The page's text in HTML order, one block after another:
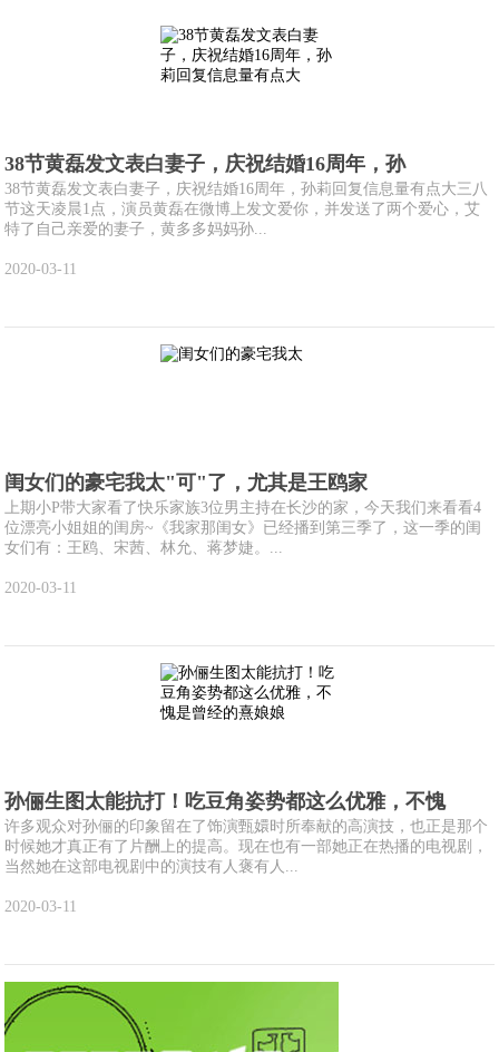
38节黄磊发文表白妻子，庆祝结婚16周年，孙
38节黄磊发文表白妻子，庆祝结婚16周年，孙莉回复信息量有点大三八
节这天凌晨1点，演员黄磊在微博上发文爱你，并发送了两个爱心，艾
特了自己亲爱的妻子，黄多多妈妈孙...
2020-03-11
闺女们的豪宅我太"可"了，尤其是王鸥家
上期小P带大家看了快乐家族3位男主持在长沙的家，今天我们来看看4
位漂亮小姐姐的闺房~《我家那闺女》已经播到第三季了，这一季的闺
女们有：王鸥、宋茜、林允、蒋梦婕。...
2020-03-11
孙俪生图太能抗打！吃豆角姿势都这么优雅，不愧
许多观众对孙俪的印象留在了饰演甄嬛时所奉献的高演技，也正是那个
时候她才真正有了片酬上的提高。现在也有一部她正在热播的电视剧，
当然她在这部电视剧中的演技有人褒有人...
2020-03-11